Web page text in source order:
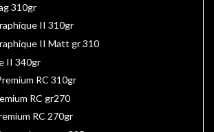
310gr
II 310gr
II Matt gr 310
II 340gr
RC 310gr
RC gr270
RC 270gr